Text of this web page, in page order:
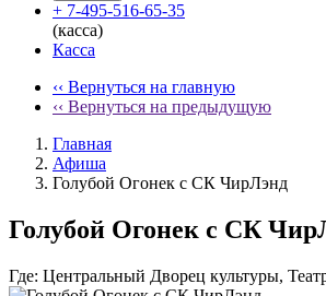
+ 7-495-516-65-35
(касса)
Касса
‹‹ Вернуться на главную
‹‹ Вернуться на предыдущую
Главная
Афиша
Голубой Огонек с СК ЧирЛэнд
Голубой Огонек с СК
Где: Центральный Дворец культуры,